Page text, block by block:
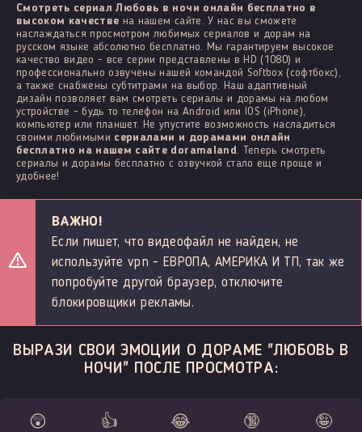
Смотреть сериал Любовь в ночи онлайн бесплатно в
высоком качестве на нашем сайте. У нас вы сможете
наслаждаться просмотром любимых сериалов и дорам на
русском языке абсолютно бесплатно. Мы гарантируем высокое
качество видео - все серии представлены в HD (1080) и
профессионально озвучены нашей командой Softbox (софтбокс),
а также снабжены субтитрами на выбор. Наш адаптивный
дизайн позволяет вам смотреть сериалы и дорамы на любом
устройстве - будь то телефон на Android или IOS (iPhone),
компьютер или планшет. Не упустите возможность насладиться
своими любимыми сериалами и дорамами онлайн
бесплатно на нашем сайте doramaland . Теперь смотреть
сериалы и дорамы бесплатно с озвучкой стало еще проще и
удобнее!
ВАЖНО!
Если пишет, что видеофайл не найден, не
используйте vpn - ЕВРОПА, АМЕРИКА И ТП, так же
попробуйте другой браузер, отключите
блокировщики рекламы.
ВЫРАЗИ СВОИ ЭМОЦИИ О ДОРАМЕ "ЛЮБОВЬ В
НОЧИ" ПОСЛЕ ПРОСМОТРА:
😲 👍 😂 🔞 🤪